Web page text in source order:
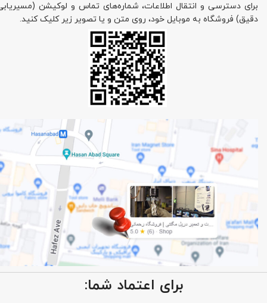
برای دسترسی و انتقال اطلاعات، شماره‌های تماس و لوکیشن
دقیق) فروشگاه به موبایل خود، روی متن و یا تصویر زیر کلیک کنید.
برای اعتماد شما: